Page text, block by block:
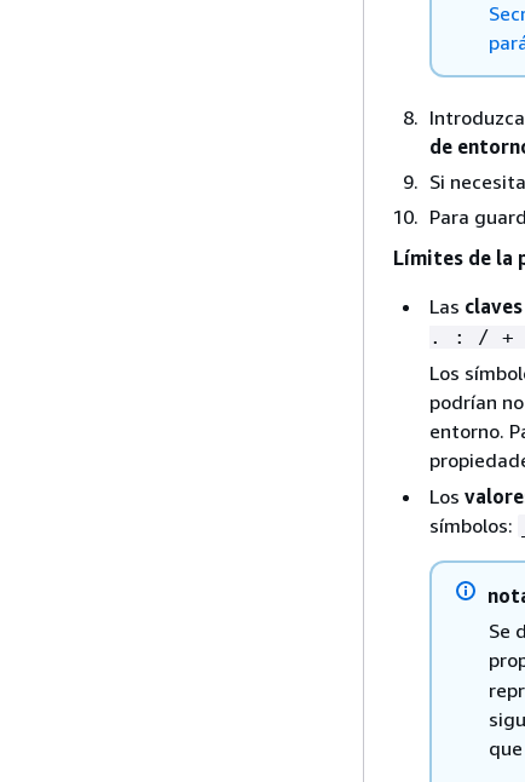
de
Si
Para
Límites de la
Las claves
. : / +
Los
podrían
entorno.
Los
símbolos:
Se